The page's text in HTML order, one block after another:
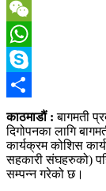
Tumblr
WeChat
WhatsApp
Skype
Share
काठमाडौं : बागमती
दिगोपनका लागि
कार्यक्रम कोशिस
सहकारी संघहरुको)
सम्पन्न गरेको छ।